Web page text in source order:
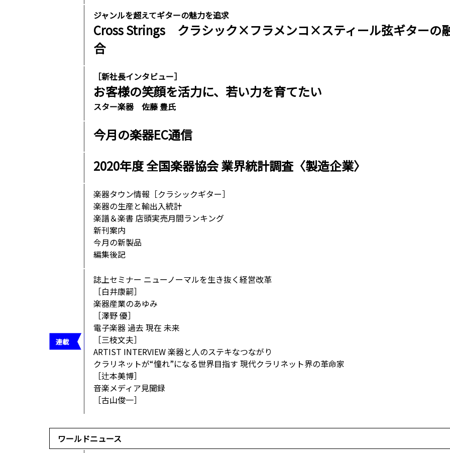
ジャンルを超えてギターの魅力を追求
Cross Strings クラシック×フラメンコ×スティール弦ギターの
合
［新社長インタビュー］
お客様の笑顔を活力に、若い力を育てたい
スター楽器 佐藤 豊氏
今月の楽器EC通信
2020年度 全国楽器協会 業界統計調査〈製造企業〉
楽器タウン情報［クラシックギター］
楽器の生産と輸出入統計
楽譜＆楽書 店頭実売月間ランキング
新刊案内
今月の新製品
編集後記
誌上セミナー ニューノーマルを生き抜く経営改革
［白井康嗣］
楽器産業のあゆみ
［澤野 優］
電子楽器 過去 現在 未来
［三枝文夫］
ARTIST INTERVIEW 楽器と人のステキなつながり
クラリネットが“憧れ”になる世界目指す 現代クラリネット界の革命家
［辻本美博］
音楽メディア見聞録
［古山俊一］
ワールドニュース